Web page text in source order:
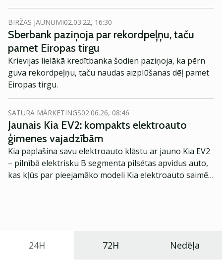
BIRŽAS JAUNUMI02.03.22, 16:30
Sberbank paziņoja par rekordpeļņu, taču
pamet Eiropas tirgu
Krievijas lielākā kredītbanka šodien paziņoja, ka pērn
guva rekordpeļņu, taču naudas aizplūšanas dēļ pamet
Eiropas tirgu.
SATURA MĀRKETINGS02.06.26, 08:46
Jaunais Kia EV2: kompakts elektroauto
ģimenes vajadzībām
Kia paplašina savu elektroauto klāstu ar jauno Kia EV2
– pilnībā elektrisku B segmenta pilsētas apvidus auto,
kas kļūs par pieejamāko modeli Kia elektroauto saimē
24H 72H Nedēļa